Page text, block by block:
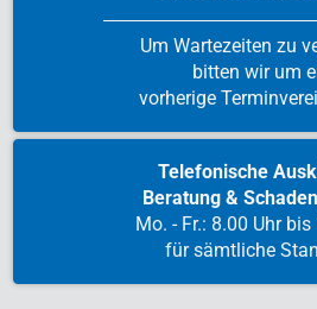
Um Wartezeiten zu
bitten wir um
vorherige
Telefonische
Beratung &
Mo. - Fr.: 8.00 Uhr
für sämtliche